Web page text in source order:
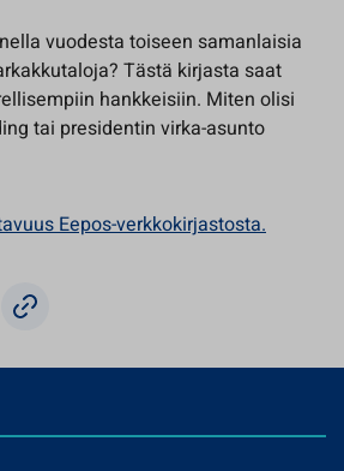
vuodesta toiseen samanlaisia
Tästä kirjasta saat
hankkeisiin. Miten olisi
tai presidentin virka-asunto
Eepos-verkkokirjastosta.